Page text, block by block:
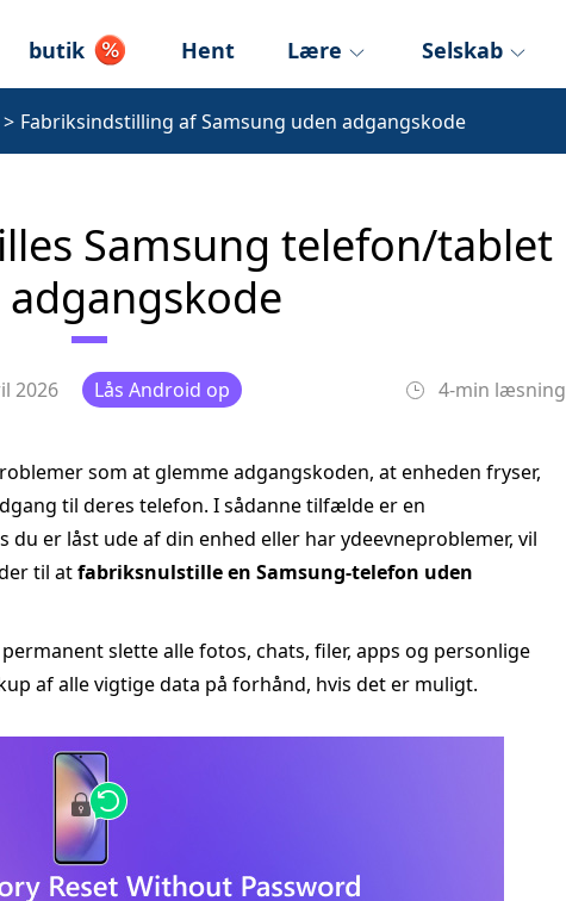
butik Hent Lære Selskab
> Fabriksindstilling af Samsung uden adgangskode
Samsung telefon/tablet
2026 Lås Android op 4-min læsning
som at glemme adgangskoden, at enheden fryser,
til deres telefon. I sådanne tilfælde er en
er låst ude af din enhed eller har ydeevneproblemer, vil
til atfabriksnulstille en Samsung‑telefon uden
slette alle fotos, chats, filer, apps og personlige
af alle vigtige data på forhånd, hvis det er muligt.